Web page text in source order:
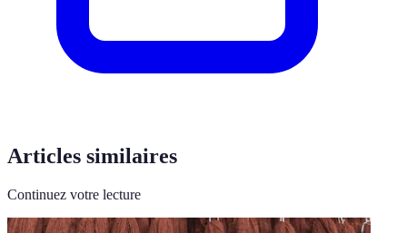
Articles similaires
Continuez votre lecture